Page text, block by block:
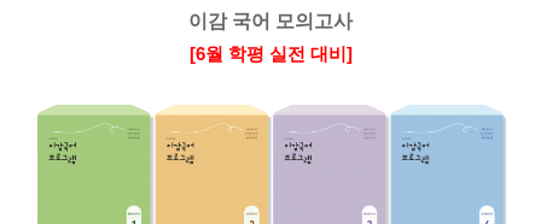
이감 국어 모의고사
[6월 학평 실전 대비]